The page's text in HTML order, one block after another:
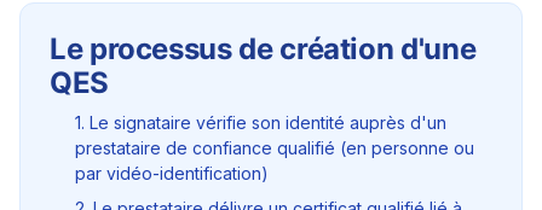
Le processus de création d'une
QES
1. Le signataire vérifie son identité auprès d'un
prestataire de confiance qualifié (en personne ou
par vidéo-identification)